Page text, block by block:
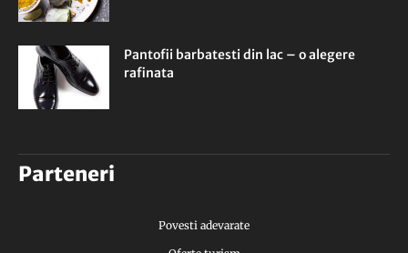
Pantofii barbatesti din lac – o alegere
rafinata
Parteneri
Povesti adevarate